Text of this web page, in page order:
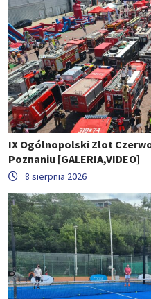
IX Ogólnopolski Zlot
Poznaniu [GALERIA,VIDEO]
8 sierpnia 2026